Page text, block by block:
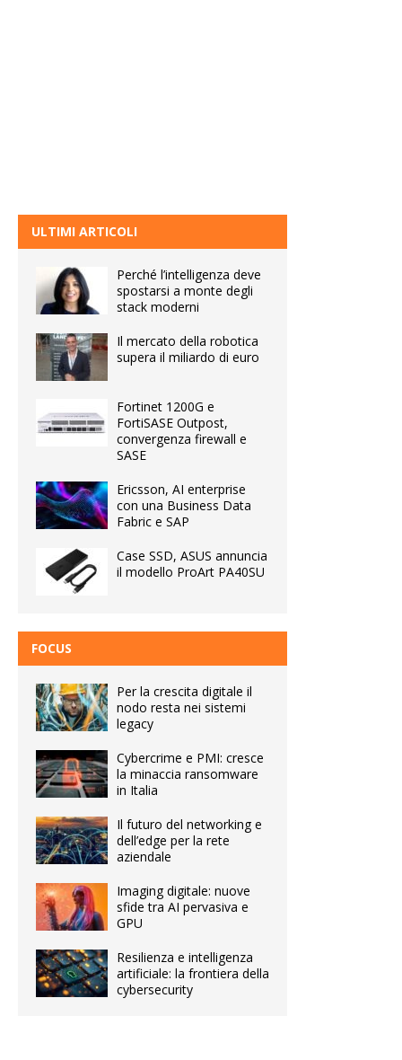
ULTIMI ARTICOLI
Perché l’intelligenza deve
spostarsi a monte degli
stack moderni
Il mercato della robotica
supera il miliardo di euro
Fortinet 1200G e
FortiSASE Outpost,
convergenza firewall e
SASE
Ericsson, AI enterprise
con una Business Data
Fabric e SAP
Case SSD, ASUS annuncia
il modello ProArt PA40SU
FOCUS
Per la crescita digitale il
nodo resta nei sistemi
legacy
Cybercrime e PMI: cresce
la minaccia ransomware
in Italia
Il futuro del networking e
dell’edge per la rete
aziendale
Imaging digitale: nuove
sfide tra AI pervasiva e
GPU
Resilienza e intelligenza
artificiale: la frontiera della
cybersecurity